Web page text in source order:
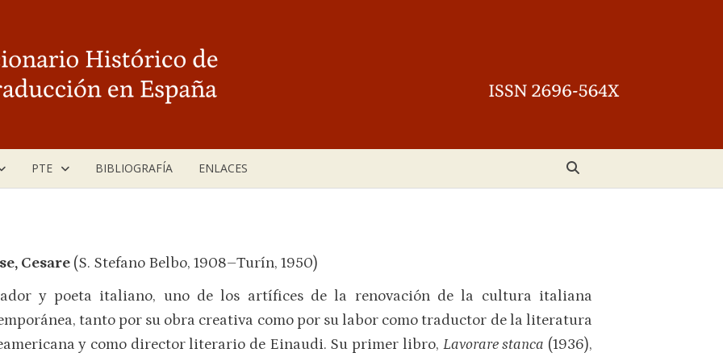
PTE BIBLIOGRAFÍA ENLACES
Cesare (S. Stefano Belbo, 1908–Turín, 1950)
y poeta italiano, uno de los artífices de la renovación de la cultura italiana
tanto por su obra creativa como por su labor como traductor de la literatura
y como director literario de Einaudi. Su primer libro, Lavorare stanca (1936),